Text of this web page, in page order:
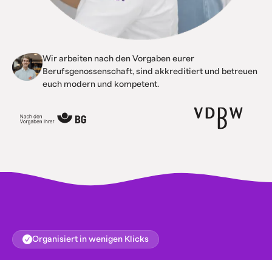
Wir arbeiten nach den Vorgaben eurer
Berufsgenossenschaft, sind akkreditiert und betreuen
euch modern und kompetent.
Organisiert in wenigen Klicks